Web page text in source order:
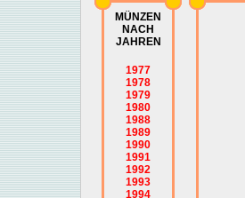
MÜNZEN
NACH
JAHREN
1977
1978
1979
1980
1988
1989
1990
1991
1992
1993
1994